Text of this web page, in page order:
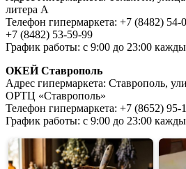
литера А
Телефон гипермаркета: +7 (8482) 54-
+7 (8482) 53-59-99
График работы: с 9:00 до 23:00
ОКЕЙ Ставрополь
Адрес гипермаркета: Ставрополь,
ОРТЦ «Ставрополь»
Телефон гипермаркета: +7 (8652) 95-
График работы: с 9:00 до 23:00